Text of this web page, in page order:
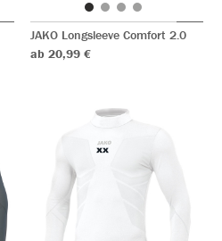
JAKO Longsleeve Comfort 2.0
ab 20,99 €